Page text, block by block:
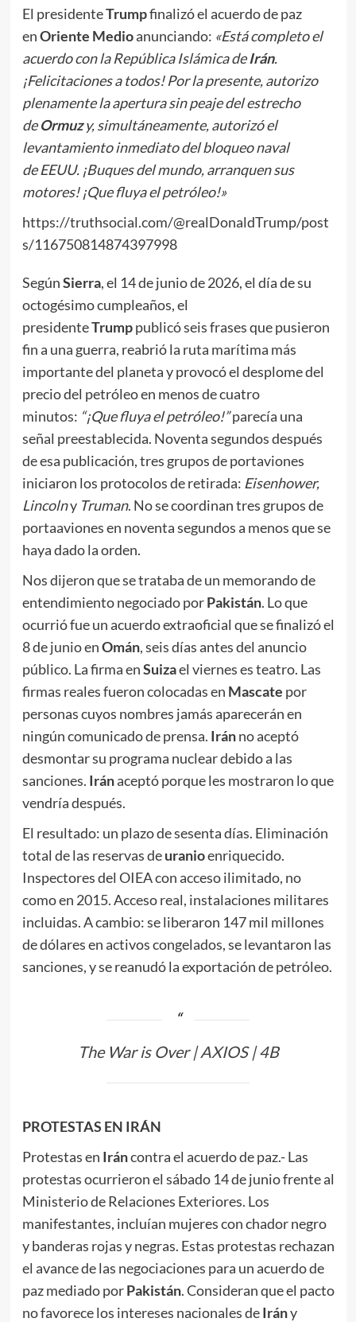
El presidenteTrumpfinalizó el acuerdo de paz
enOriente Medioanunciando: «Está completo el
acuerdo con la República Islámica deIrán.
¡Felicitaciones a todos! Por la presente, autorizo
plenamente la apertura sin peaje del estrecho
deOrmuzy, simultáneamente, autorizó el
levantamiento inmediato del bloqueo naval
deEEUU. ¡Buques del mundo, arranquen sus
motores! ¡Que fluya el petróleo!»
https://truthsocial.com/@realDonaldTrump/post
s/116750814874397998
SegúnSierra, el 14 de junio de 2026, el día de su
octogésimo cumpleaños, el
presidenteTrumppublicó seis frases que pusieron
fin a una guerra, reabrió la ruta marítima más
importante del planeta y provocó el desplome del
precio del petróleo en menos de cuatro
minutos: “¡Que fluya el petróleo!”parecía una
señal preestablecida. Noventa segundos después
de esa publicación, tres grupos de portaviones
iniciaron los protocolos de retirada: Eisenhower,
LincolnyTruman. No se coordinan tres grupos de
portaaviones en noventa segundos a menos que se
haya dado la orden.
Nos dijeron que se trataba de un memorando de
entendimiento negociado porPakistán. Lo que
ocurrió fue un acuerdo extraoficial que se finalizó el
8 de junio enOmán, seis días antes del anuncio
público. La firma enSuizael viernes es teatro. Las
firmas reales fueron colocadas en Mascate por
personas cuyos nombres jamás aparecerán en
ningún comunicado de prensa. Iránno aceptó
desmontar su programa nuclear debido a las
sanciones. Iránaceptó porque les mostraron lo que
vendría después.
El resultado: un plazo de sesenta días. Eliminación
total de las reservas deuranioenriquecido.
Inspectores del OIEA con acceso ilimitado, no
como en 2015. Acceso real, instalaciones militares
incluidas. A cambio: se liberaron 147 mil millones
de dólares en activos congelados, se levantaron las
sanciones, y se reanudó la exportación de petróleo.
The War is Over | AXIOS | 4B
PROTESTAS EN IRÁN
Protestas en Iráncontra el acuerdo de paz.- Las
protestas ocurrieron el sábado 14 de junio frente al
Ministerio de Relaciones Exteriores. Los
manifestantes, incluían mujeres con chador negro
y banderas rojas y negras. Estas protestas rechazan
el avance de las negociaciones para un acuerdo de
paz mediado porPakistán. Consideran que el pacto
no favorece los intereses nacionales deIrány